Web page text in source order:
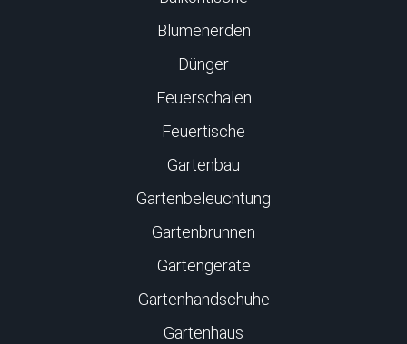
Blumenerden
Dünger
Feuerschalen
Feuertische
Gartenbau
Gartenbeleuchtung
Gartenbrunnen
Gartengeräte
Gartenhandschuhe
Gartenhaus